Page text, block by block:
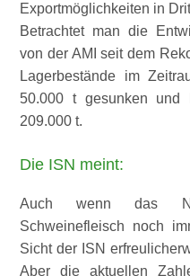
Exportmöglichkeiten in
Betrachtet man die
von der AMI seit dem
Lagerbestände im
50.000 t gesunken
209.000 t.
Die ISN meint:
Auch wenn das
Schweinefleisch noch
Sicht der ISN
Aber die aktuellen